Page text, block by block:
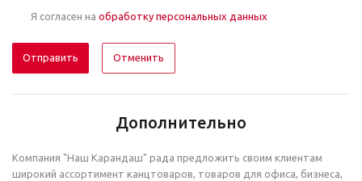
Я согласен на обработку персональных данных
Отменить
Дополнительно
Компания "Наш Карандаш" рада предложить своим клиентам
широкий ассортимент канцтоваров, товаров для офиса, бизнеса,